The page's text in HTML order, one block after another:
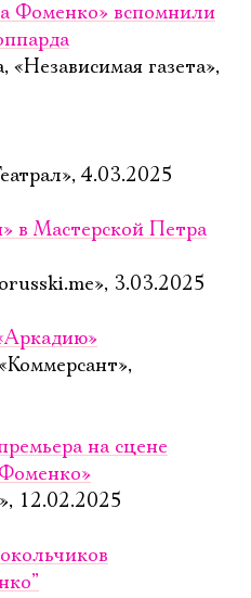
Фоменко» вспомнили
газета»,
4.03.2025
в Мастерской Петра
3.03.2025
на сцене
12.02.2025